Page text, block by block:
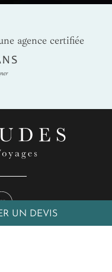
UN DEVIS
agence certifiée